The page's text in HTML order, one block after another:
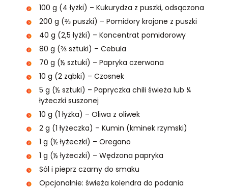
100 g (4 łyżki) – Kukurydza z puszki, odsączona
200 g (⅔ puszki) – Pomidory krojone z puszki
40 g (2,5 łyżki) – Koncentrat pomidorowy
80 g (⅔ sztuki) – Cebula
70 g (½ sztuki) – Papryka czerwona
10 g (2 ząbki) – Czosnek
5 g (½ sztuki) – Papryczka chili świeża lub ¼
łyżeczki suszonej
10 g (1 łyżka) – Oliwa z oliwek
2 g (1 łyżeczka) – Kumin (kminek rzymski)
1 g (½ łyżeczki) – Oregano
1 g (½ łyżeczki) – Wędzona papryka
Sól i pieprz czarny do smaku
Opcjonalnie: świeża kolendra do podania